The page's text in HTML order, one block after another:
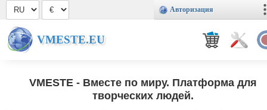
Авторизация
VMESTE.EU
VMESTE - Вместе по миру. Платформа для
творческих людей.